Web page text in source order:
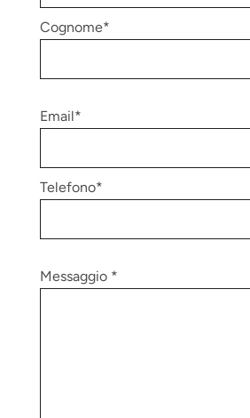
Cognome*
Email*
Telefono*
Messaggio *